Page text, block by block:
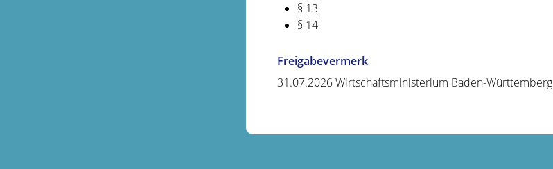
§ 13
§ 14
Freigabevermerk
31.07.2026 Wirtschaftsministerium Baden-Württemberg